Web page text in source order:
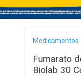
Medicamentos
Fumarato
Biolab 30